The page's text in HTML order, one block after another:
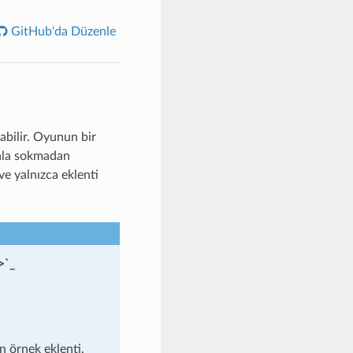
GitHub'da Düzenle
Oyunun bir
sokmadan
yalnızca eklenti
örnek eklenti.